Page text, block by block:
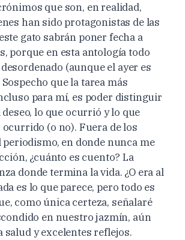
que son, en realidad,
han sido protagonistas de las
gato sabrán poner fecha a
porque en esta antología todo
(aunque el ayer es
que la tarea más
para mí, es poder distinguir
lo que ocurrió y lo que
ocurrido (o no). Fuera de los
en donde nunca me
¿cuánto es cuento? La
donde termina la vida. ¿O era al
es lo que parece, pero todo es
como única certeza, señalaré
en nuestro jazmín, aún
salud y excelentes reflejos.